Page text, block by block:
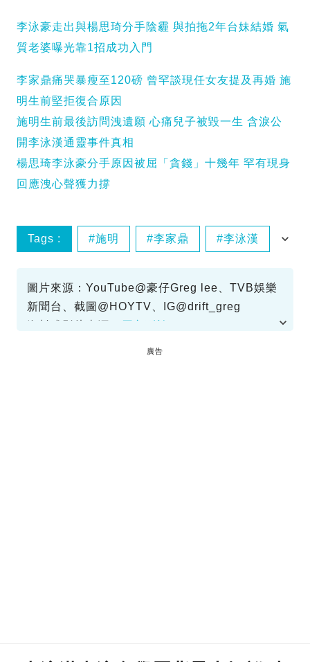
李泳豪走出與楊思琦分手陰霾 與拍拖2年台妹結婚 氣
質老婆曝光靠1招成功入門
李家鼎痛哭暴瘦至120磅 曾罕談現任女友提及再婚 施
明生前堅拒復合原因
施明生前最後訪問洩遺願 心痛兒子被毀一生 含淚公
開李泳漢通靈事件真相
楊思琦李泳豪分手原因被屈「貪錢」十幾年 罕有現身
回應洩心聲獲力撐
Tags : 施明 李家鼎 李泳漢
圖片來源：YouTube@豪仔Greg lee、TVB娛樂
新聞台、截圖@HOYTV、IG@drift_greg
廣告